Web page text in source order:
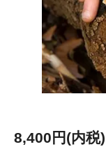
8,400円(内税)